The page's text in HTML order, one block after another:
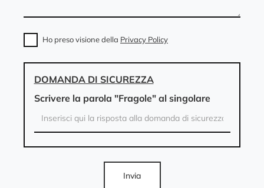
Ho preso visione della Privacy Policy
DOMANDA DI SICUREZZA
Scrivere la parola "Fragole" al singolare
Invia